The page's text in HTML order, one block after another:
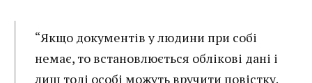
“Якщо документів у людини при собі
немає, то встановлюється облікові дані і
лиш тоді особі можуть вручити повістку.